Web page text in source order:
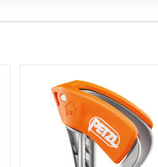
伊凱文登山學院
福爾摩莎登山學校
鈦製品
登山杖
飲水系統
帳篷